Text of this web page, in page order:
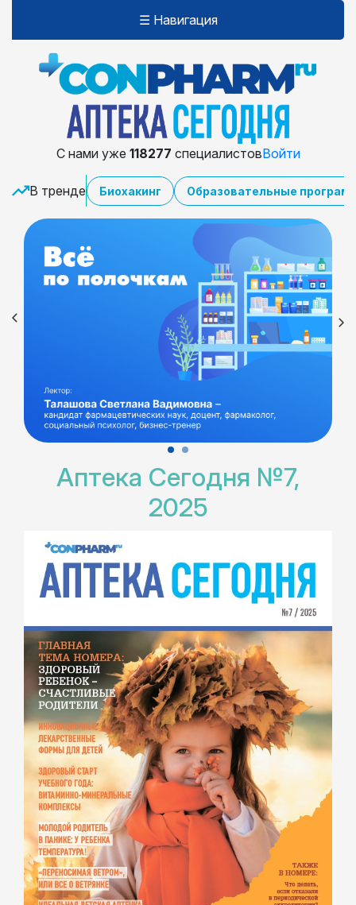
☰ Навигация
С нами уже 118277 специалистовВойти
В тренде Биохакинг Образовательные
Аптека Сегодня №7,
2025